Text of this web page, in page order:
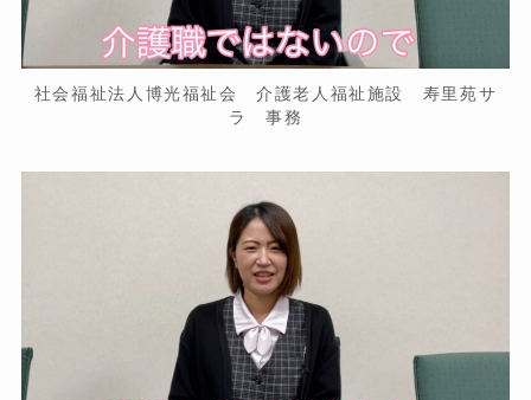
社会福祉法人博光福祉会 介護老人福祉施設 寿里苑サ
ラ 事務